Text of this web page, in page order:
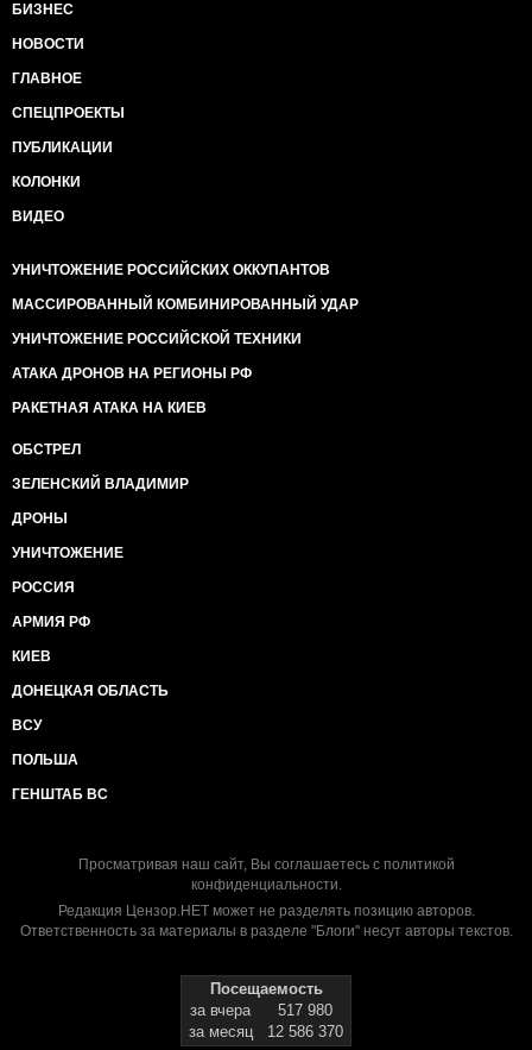
БИЗНЕС
НОВОСТИ
ГЛАВНОЕ
СПЕЦПРОЕКТЫ
ПУБЛИКАЦИИ
КОЛОНКИ
ВИДЕО
УНИЧТОЖЕНИЕ РОССИЙСКИХ ОККУПАНТОВ
МАССИРОВАННЫЙ КОМБИНИРОВАННЫЙ УДАР
УНИЧТОЖЕНИЕ РОССИЙСКОЙ ТЕХНИКИ
АТАКА ДРОНОВ НА РЕГИОНЫ РФ
РАКЕТНАЯ АТАКА НА КИЕВ
ОБСТРЕЛ
ЗЕЛЕНСКИЙ ВЛАДИМИР
ДРОНЫ
УНИЧТОЖЕНИЕ
РОССИЯ
АРМИЯ РФ
КИЕВ
ДОНЕЦКАЯ ОБЛАСТЬ
ВСУ
ПОЛЬША
ГЕНШТАБ ВС
Просматривая наш сайт, Вы соглашаетесь с политикой
конфиденциальности.
Редакция Цензор.НЕТ может не разделять позицию авторов.
Ответственность за материалы в разделе "Блоги" несут авторы текстов.
Посещаемость
за вчера
517 980
за месяц
12 586 370